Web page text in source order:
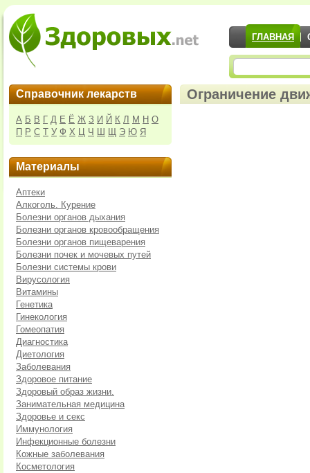
ГЛАВНАЯ
Справочник лекарств
А Б В Г Д Е Ё Ж З И Й К Л М Н О
П Р С Т У Ф Х Ц Ч Ш Щ Э Ю Я
Материалы
Аптеки
Алкоголь. Курение
Болезни органов дыхания
Болезни органов кровообращения
Болезни органов пищеварения
Болезни почек и мочевых путей
Болезни системы крови
Вирусология
Витамины
Генетика
Гинекология
Гомеопатия
Диагностика
Диетология
Заболевания
Здоровое питание
Здоровый образ жизни.
Занимательная медицина
Здоровье и секс
Иммунология
Инфекционные болезни
Кожные заболевания
Косметология
Ограничение